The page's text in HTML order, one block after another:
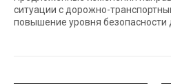
ситуации с дорожно-
повышение уровня безопасности